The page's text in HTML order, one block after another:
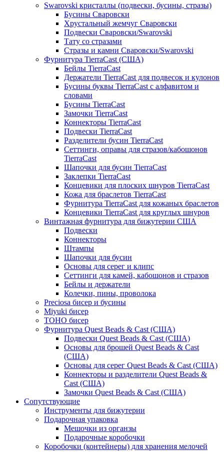
Swarovski кристаллы (подвески, бусины, стразы)
Бусины Сваровски
Хрустальный жемчуг Сваровски
Подвески Сваровски/Swarovski
Тату со стразами
Стразы и камни Сваровски/Swarovski
Фурнитура TierraCast (США)
Бейлы TierraCast
Держатели TierraCast для подвесок и кулонов
Бусины буквы TierraCast с алфавитом и
словами
Бусины TierraCast
Замочки TierraCast
Коннекторы TierraCast
Подвески TierraCast
Разделители бусин TierraCast
Сеттинги, оправы для стразов/кабошонов
TierraCast
Шапочки для бусин TierraCast
Заклепки TierraCast
Концевики для плоских шнуров TierraCast
Кожа для браслетов TierraCast
Фурнитура TierraCast для кожаных браслетов
Концевики TierraCast для круглых шнуров
Винтажная фурнитура для бижутерии США
Подвески
Коннекторы
Штампы
Шапочки для бусин
Основы для серег и клипс
Сеттинги для камей, кабошонов и стразов
Бейлы и держатели
Колечки, пины, проволока
Preciosa бисер и бусины
Miyuki бисер
TOHO бисер
Фурнитура Quest Beads & Cast (США)
Подвески Quest Beads & Cast (США)
Основы для брошей Quest Beads & Cast
(США)
Основы для серег Quest Beads & Cast (США)
Коннекторы и разделители Quest Beads &
Cast (США)
Замочки Quest Beads & Cast (США)
Сопутствующие
Инструменты для бижутерии
Подарочная упаковка
Мешочки из органзы
Подарочные коробочки
Коробочки (контейнеры) для хранения мелочей